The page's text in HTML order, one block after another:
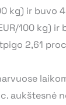
kg) ir buvo
100 kg) ir
2,61
aukštesnė